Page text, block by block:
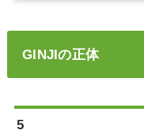
GINJIの正体
5